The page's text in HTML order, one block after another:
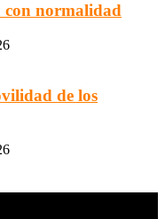
con normalidad
de los